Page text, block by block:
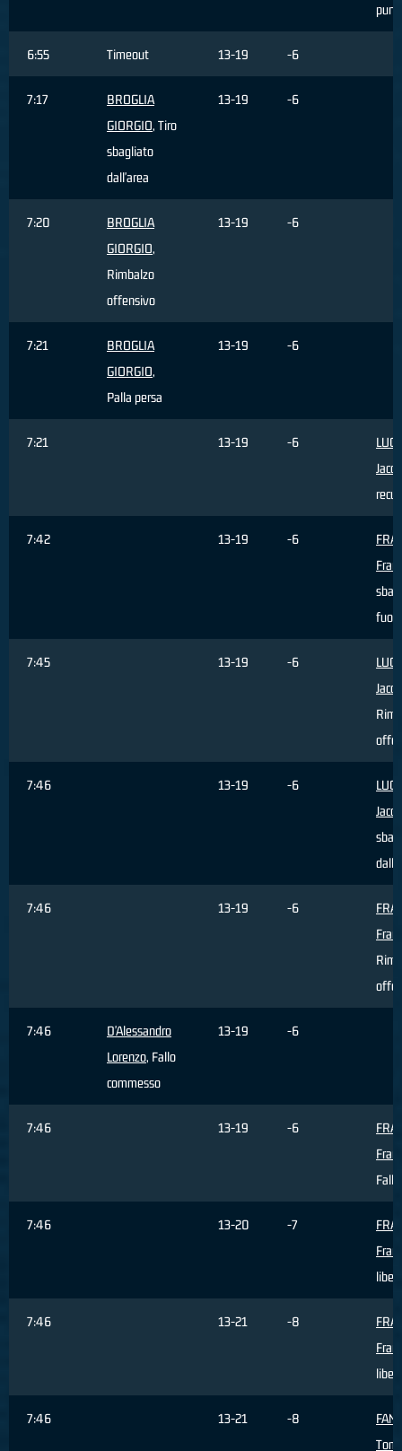
punti
6:55 Timeout 13-19 -6
7:17
BROGLIA
GIORGIO, Tiro
sbagliato
dall'area
13-19 -6
7:20
BROGLIA
GIORGIO,
Rimbalzo
offensivo
13-19 -6
7:21
BROGLIA
GIORGIO,
Palla persa
13-19 -6
7:21 13-19 -6
7:42 13-19 -6
fuori
7:45 13-19 -6
7:46 13-19 -6
7:46 13-19 -6
7:46
D'Alessandro
Lorenzo, Fallo
commesso
13-19 -6
7:46 13-19 -6
7:46 13-20 -7
7:46 13-21 -8
7:46 13-21 -8